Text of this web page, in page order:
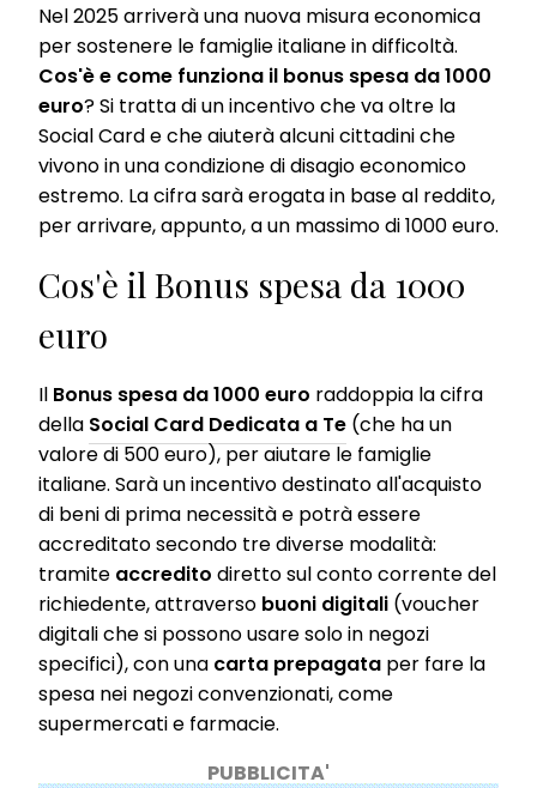
Nel 2025 arriverà una nuova misura economica
per sostenere le famiglie italiane in difficoltà.
Cos'è e come funziona il bonus spesa da 1000
euro? Si tratta di un incentivo che va oltre la
Social Card e che aiuterà alcuni cittadini che
vivono in una condizione di disagio economico
estremo. La cifra sarà erogata in base al reddito,
per arrivare, appunto, a un massimo di 1000 euro.
Cos'è il Bonus spesa da 1000
euro
Il Bonus spesa da 1000 euro raddoppia la cifra
della Social Card Dedicata a Te (che ha un
valore di 500 euro), per aiutare le famiglie
italiane. Sarà un incentivo destinato all'acquisto
di beni di prima necessità e potrà essere
accreditato secondo tre diverse modalità:
tramite accredito diretto sul conto corrente del
richiedente, attraverso buoni digitali (voucher
digitali che si possono usare solo in negozi
specifici), con una carta prepagata per fare la
spesa nei negozi convenzionati, come
supermercati e farmacie.
PUBBLICITA'